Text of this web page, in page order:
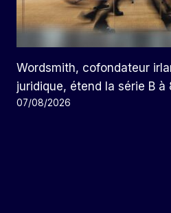
Wordsmith, cofondateur
juridique, étend la série B
07/08/2026